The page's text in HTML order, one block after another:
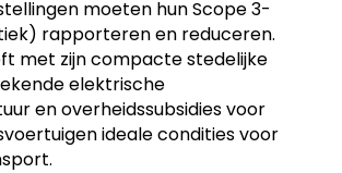
moeten hun Scope 3-
rapporteren en reduceren.
met zijn compacte stedelijke
elektrische
en overheidssubsidies voor
ideale condities voor